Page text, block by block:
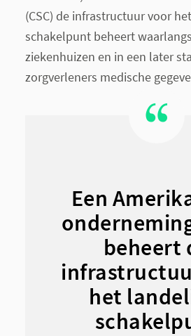
(CSC) de infrastructuur voor
schakelpunt beheert
ziekenhuizen en in een later
zorgverleners medische
Een
beheert
het